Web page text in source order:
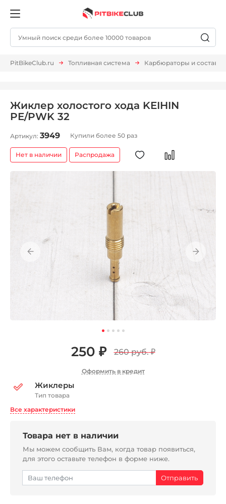
PitBikeClub.ru Топливная система Карбюраторы и составл.
Жиклер холостого хода KEIHIN
PE/PWK 32
Артикул: 3949 Купили более 50 раз
Нет в наличии Распродажа
250 ₽ 260 руб.₽
Оформить в кредит
Жиклеры
Тип товара
Все характеристики
Товара нет в наличии
Мы можем сообщить Вам, когда товар появиться,
для этого оставьте телефон в форме ниже.